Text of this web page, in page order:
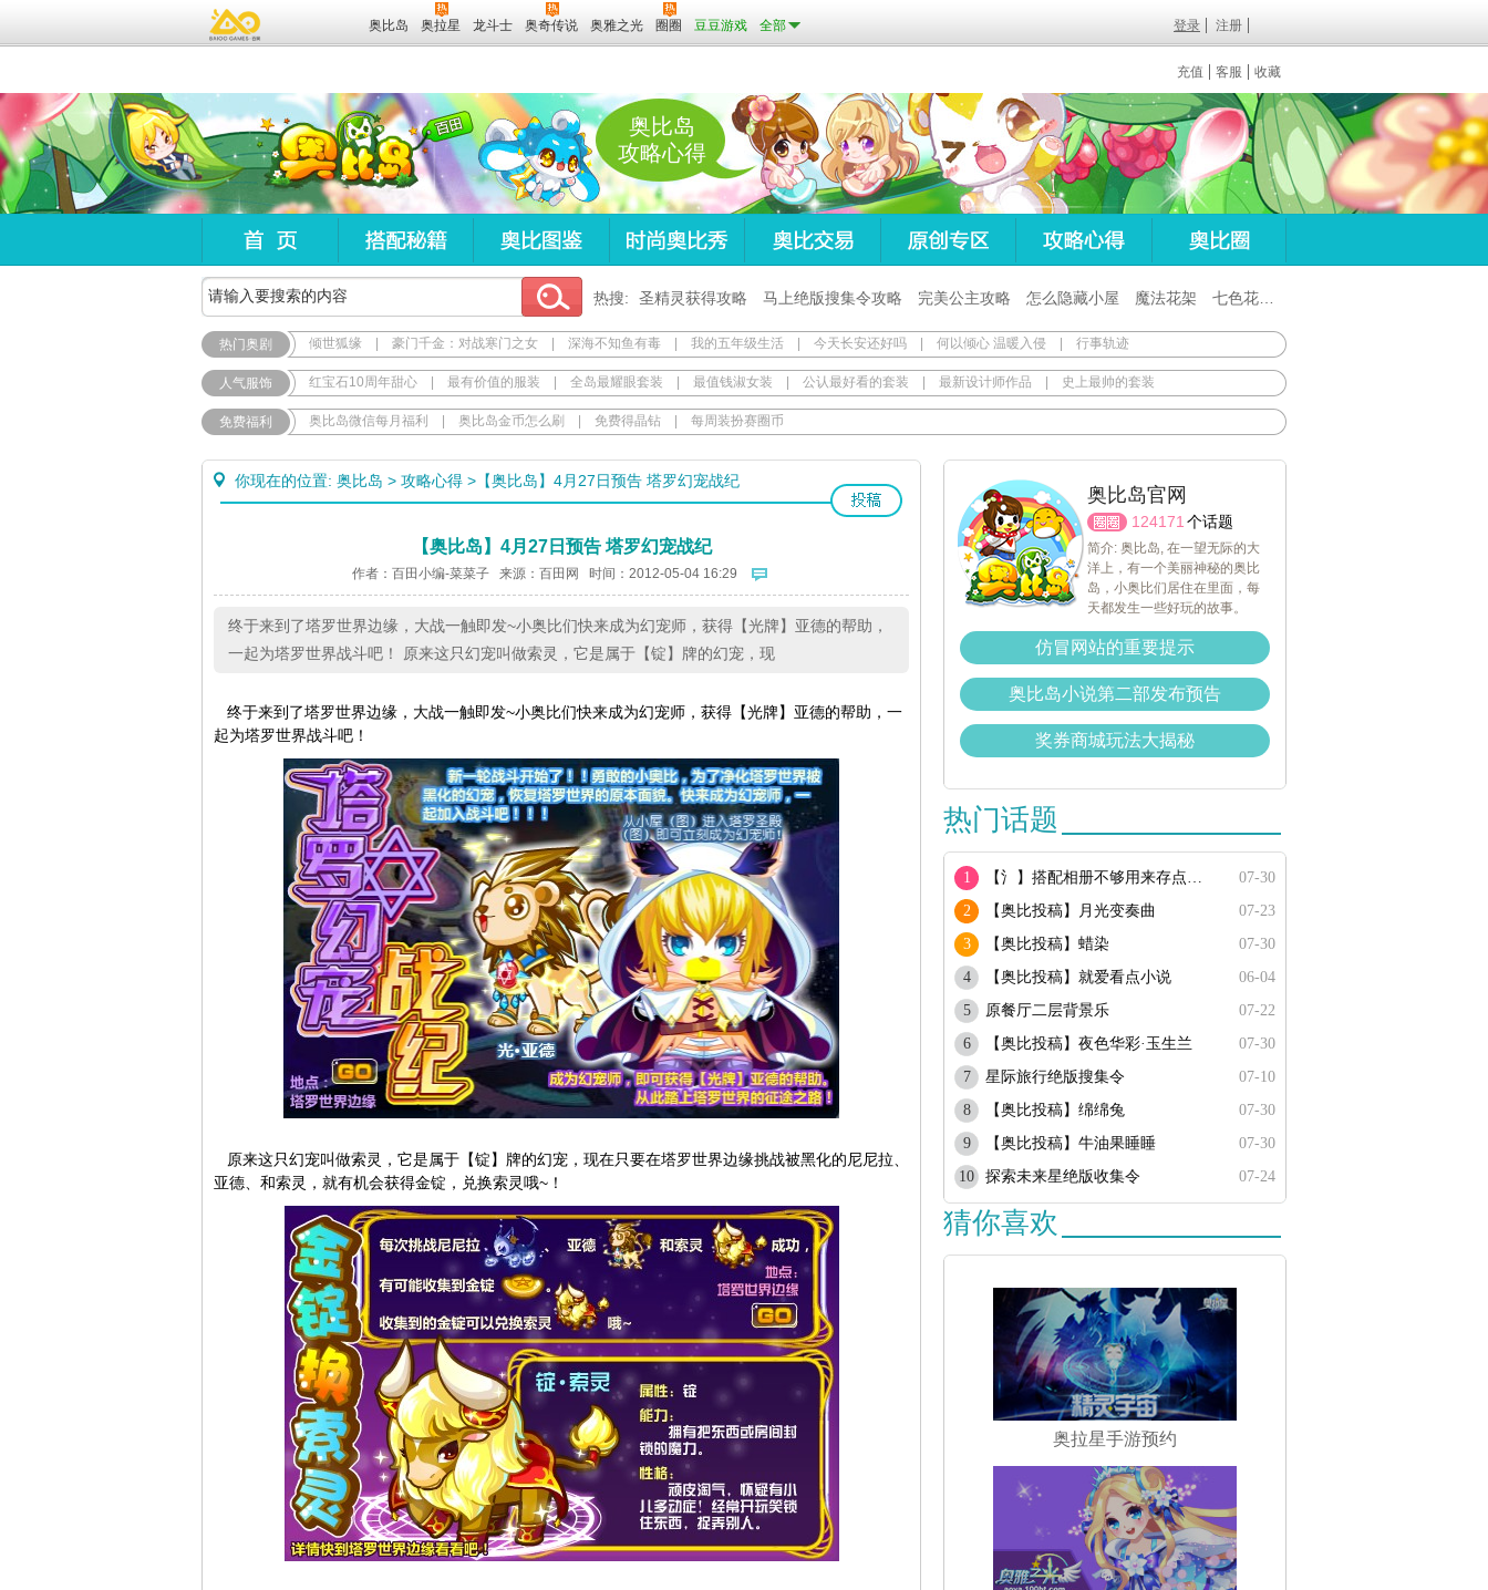
奥比岛 奥拉星 龙斗士 奥奇传说 奥雅之光 圈圈 豆豆游戏 全部 登录 注册
充值 客服 收藏
奥比岛
攻略心得
热搜: 圣精灵获得攻略 马上绝版搜集令攻略 完美公主攻略 怎么隐藏小屋 魔法花架 七色花在哪
热门奥剧 倾世狐缘 豪门千金：对战寒门之女 深海不知鱼有毒 我的五年级生活 今天长安还好吗 何以倾心 温暖入侵 行事轨迹
人气服饰 红宝石10周年甜心 最有价值的服装 全岛最耀眼套装 最值钱淑女装 公认最好看的套装 最新设计师作品 史上最帅的套装
免费福利 奥比岛微信每月福利 奥比岛金币怎么刷 免费得晶钻 每周装扮赛圈币
你现在的位置: 奥比岛 > 攻略心得 > 【奥比岛】4月27日预告 塔罗幻宠战纪
【奥比岛】4月27日预告 塔罗幻宠战纪
作者：百田小编-菜菜子 来源： 百田网 时间：2012-05-04 16:29
终于来到了塔罗世界边缘，大战一触即发~小奥比们快来成为幻宠师，获得【光牌】亚德的帮助，
一起为塔罗世界战斗吧！ 原来这只幻宠叫做索灵，它是属于【锭】牌的幻宠，现
终于来到了塔罗世界边缘，大战一触即发~小奥比们快来成为幻宠师，获得【光牌】亚德的帮助，一
起为塔罗世界战斗吧！
原来这只幻宠叫做索灵，它是属于【锭】牌的幻宠，现在只要在塔罗世界边缘挑战被黑化的尼尼拉、
亚德、和索灵，就有机会获得金锭，兑换索灵哦~！
奥比岛官网
124171 个话题
简介: 奥比岛, 在一望无际的大
洋上，有一个美丽神秘的奥比
岛，小奥比们居住在里面，每
天都发生一些好玩的故事。
仿冒网站的重要提示
奥比岛小说第二部发布预告
奖券商城玩法大揭秘
热门话题
1 【氵】搭配相册不够用来存点搭配
07-30
2
【奥比投稿】月光变奏曲
07-23
3
【奥比投稿】蜡染
07-30
4
【奥比投稿】就爱看点小说
06-04
5
原餐厅二层背景乐
07-22
6
【奥比投稿】夜色华彩·玉生兰
07-30
7
星际旅行绝版搜集令
07-10
8
【奥比投稿】绵绵兔
07-30
9
【奥比投稿】牛油果睡睡
07-30
10
探索未来星绝版收集令 07-24
猜你喜欢
奥拉星手游预约